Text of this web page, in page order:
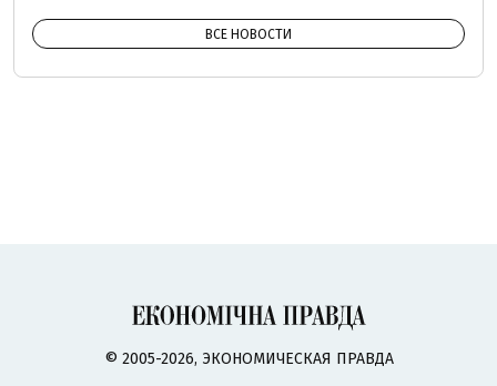
ВСЕ НОВОСТИ
© 2005-2026, ЭКОНОМИЧЕСКАЯ ПРАВДА